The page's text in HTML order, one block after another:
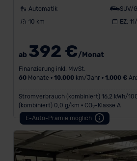
Automatik
SUV/
10 km
EZ:
ab 392 €/Monat
Finanzierung inkl. MwSt.
60Monate • 10.000km/Jahr • 1.000 €
Stromverbrauch (kombiniert) 16,2 kWh/100
(kombiniert) 0,0 g/km • CO 2-Klasse A
E-Auto-Prämie möglich